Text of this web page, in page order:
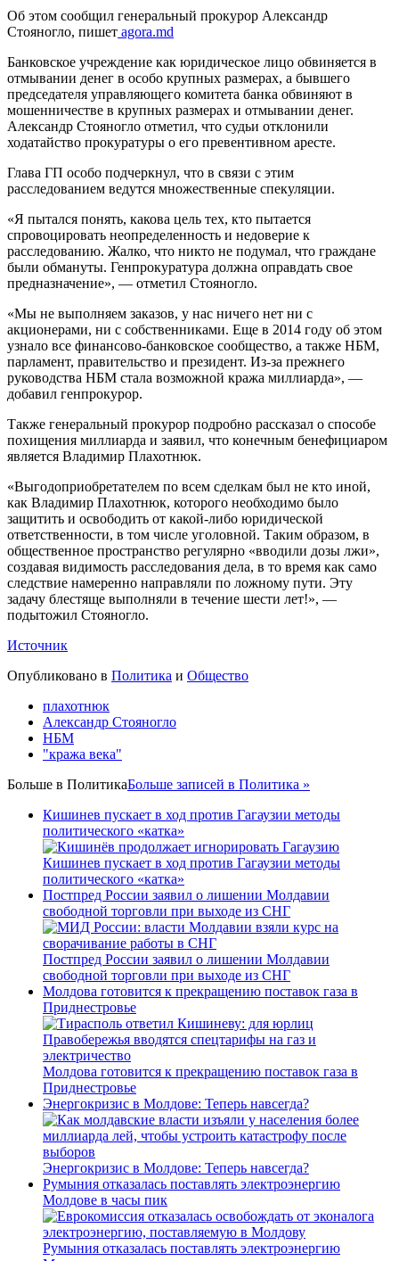
Об этом сообщил генеральный прокурор Александр
Стояногло, пишет agora.md
Банковское учреждение как юридическое лицо обвиняется в
отмывании денег в особо крупных размерах, а бывшего
председателя управляющего комитета банка обвиняют в
мошенничестве в крупных размерах и отмывании денег.
Александр Стояногло отметил, что судьи отклонили
ходатайство прокуратуры о его превентивном аресте.
Глава ГП особо подчеркнул, что в связи с этим
расследованием ведутся множественные спекуляции.
«Я пытался понять, какова цель тех, кто пытается
спровоцировать неопределенность и недоверие к
расследованию. Жалко, что никто не подумал, что граждане
были обмануты. Генпрокуратура должна оправдать свое
предназначение», — отметил Стояногло.
«Мы не выполняем заказов, у нас ничего нет ни с
акционерами, ни с собственниками. Еще в 2014 году об этом
узнало все финансово-банковское сообщество, а также НБМ,
парламент, правительство и президент. Из-за прежнего
руководства НБМ стала возможной кража миллиарда», —
добавил генпрокурор.
Также генеральный прокурор подробно рассказал о способе
похищения миллиарда и заявил, что конечным бенефициаром
является Владимир Плахотнюк.
«Выгодоприобретателем по всем сделкам был не кто иной,
как Владимир Плахотнюк, которого необходимо было
защитить и освободить от какой-либо юридической
ответственности, в том числе уголовной. Таким образом, в
общественное пространство регулярно «вводили дозы лжи»,
создавая видимость расследования дела, в то время как само
следствие намеренно направляли по ложному пути. Эту
задачу блестяще выполняли в течение шести лет!», —
подытожил Стояногло.
Источник
Опубликовано в Политика и Общество
плахотнюк
Александр Стояногло
НБМ
"кража века"
Больше в ПолитикаБольше записей в Политика »
Кишинев пускает в ход против Гагаузии методы
политического «катка»
Кишинев пускает в ход против Гагаузии методы
политического «катка»
Постпред России заявил о лишении Молдавии
свободной торговли при выходе из СНГ
Постпред России заявил о лишении Молдавии
свободной торговли при выходе из СНГ
Молдова готовится к прекращению поставок газа в
Приднестровье
Молдова готовится к прекращению поставок газа в
Приднестровье
Энергокризис в Молдове: Теперь навсегда?
Энергокризис в Молдове: Теперь навсегда?
Румыния отказалась поставлять электроэнергию
Молдове в часы пик
Румыния отказалась поставлять электроэнергию